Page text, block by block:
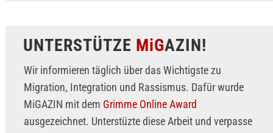
UNTERSTÜTZE MiGAZIN!
Wir informieren täglich über das Wichtigste zu
Migration, Integration und Rassismus. Dafür wurde
MiGAZIN mit dem Grimme Online Award
ausgezeichnet. Unterstüzte diese Arbeit und verpasse